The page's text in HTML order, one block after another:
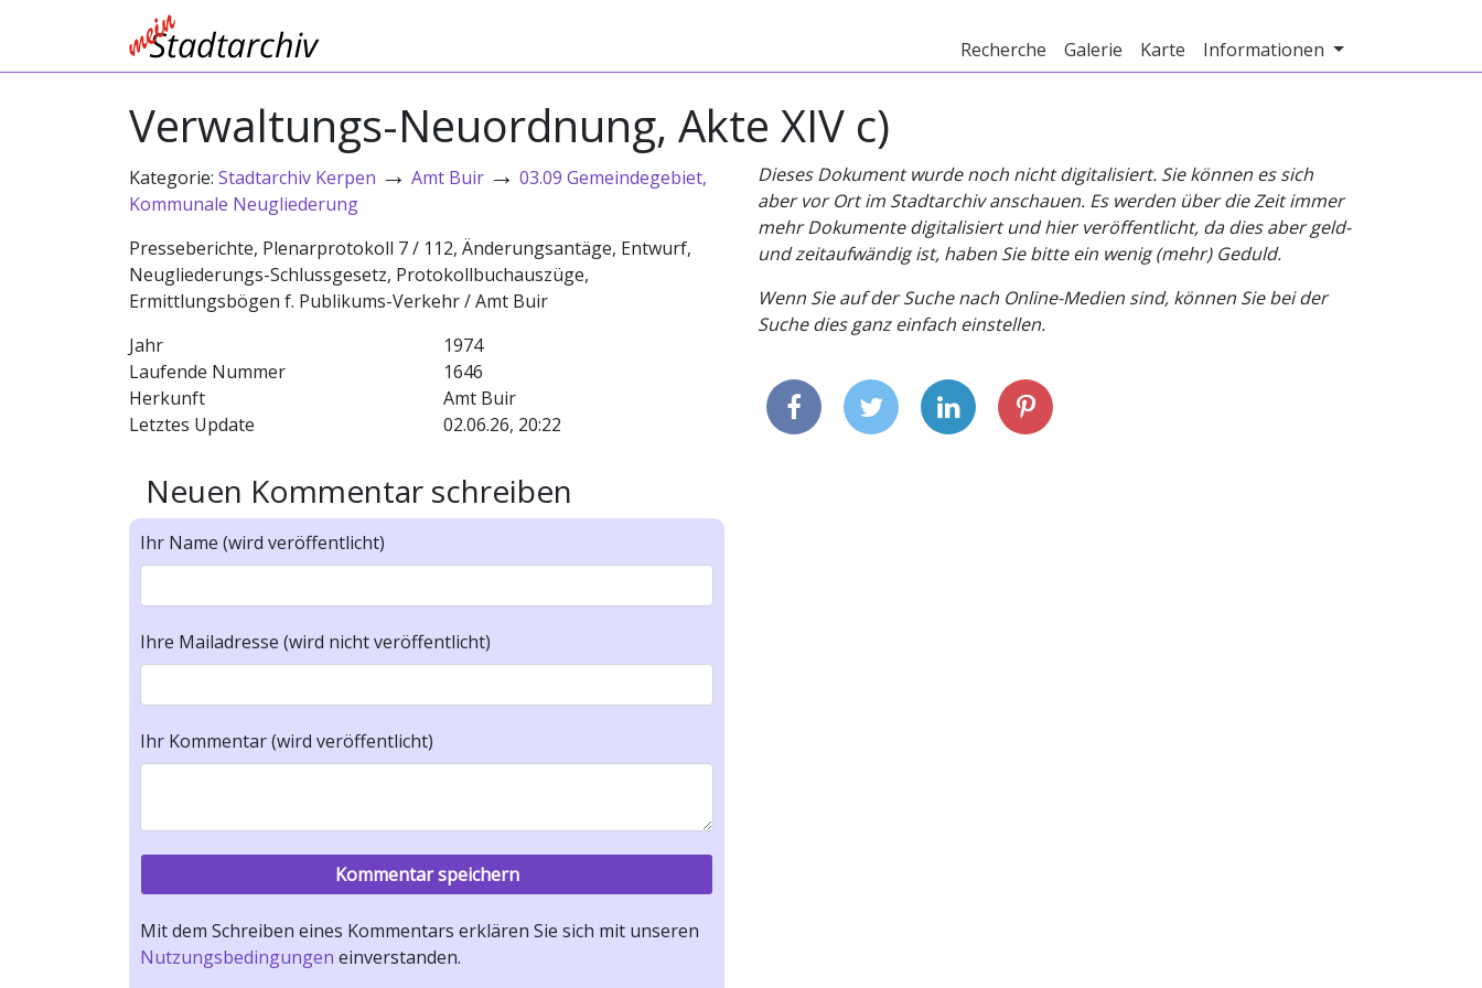
Recherche Galerie Karte Informationen
Verwaltungs-Neuordnung, Akte XIV c)
Kategorie: Stadtarchiv Kerpen → Amt Buir → 03.09 Gemeindegebiet,
Kommunale Neugliederung
Presseberichte, Plenarprotokoll 7 / 112, Änderungsantäge, Entwurf,
Neugliederungs-Schlussgesetz, Protokollbuchauszüge,
Ermittlungsbögen f. Publikums-Verkehr / Amt Buir
Jahr
1974
Laufende Nummer
1646
Herkunft
Amt Buir
Letztes Update
02.06.26, 20:22
Neuen Kommentar schreiben
Ihr Name (wird veröffentlicht)
Ihre Mailadresse (wird nicht veröffentlicht)
Ihr Kommentar (wird veröffentlicht)
Mit dem Schreiben eines Kommentars erklären Sie sich mit unseren
Nutzungsbedingungen einverstanden.
Dieses Dokument wurde noch nicht digitalisiert. Sie können es sich
aber vor Ort im Stadtarchiv anschauen. Es werden über die Zeit immer
mehr Dokumente digitalisiert und hier veröffentlicht, da dies aber geld-
und zeitaufwändig ist, haben Sie bitte ein wenig (mehr) Geduld.
Wenn Sie auf der Suche nach Online-Medien sind, können Sie bei der
Suche dies ganz einfach einstellen.